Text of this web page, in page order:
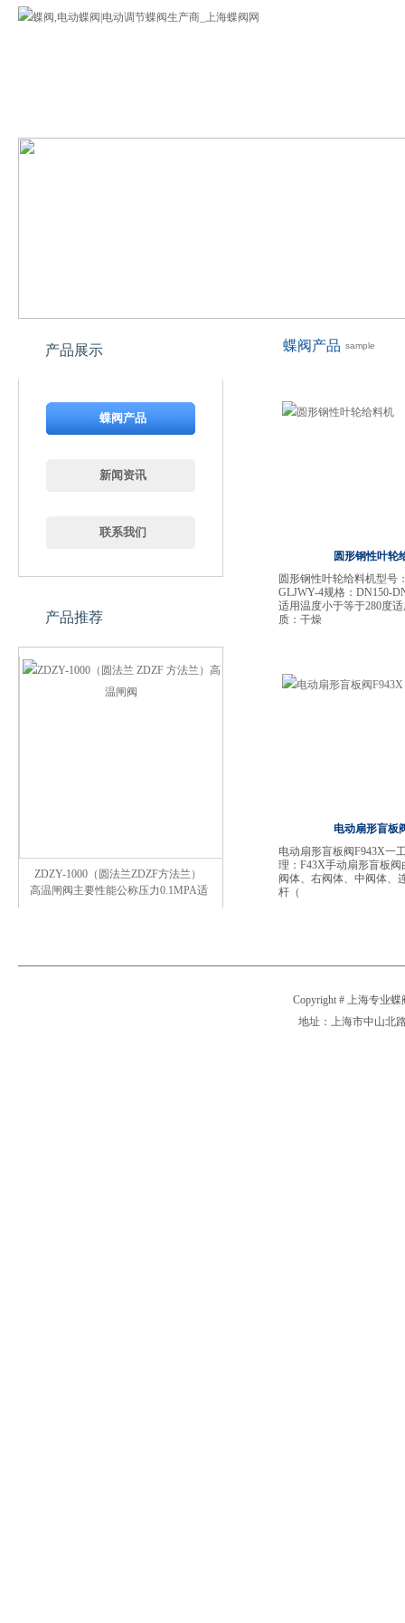
蝶阀产品 sample
圆形钢性叶轮
圆形钢性叶轮给料机型号
GLJWY-4规格：DN150-
适用温度小于等于280度
质：干燥
电动扇形盲板
电动扇形盲板阀F943X一
理：F43X手动扇形盲板阀
阀体、右阀体、中阀体、
杆（
产品展示
蝶阀产品
新闻资讯
联系我们
产品推荐
ZDZY-1000（圆法兰ZDZF方法兰）
高温闸阀主要性能公称压力0.1MPA适
Copyright # 上海专业
地址：上海市中山北